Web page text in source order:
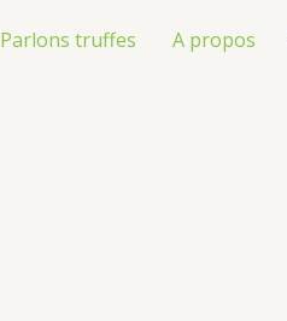
Parlons truffes A propos